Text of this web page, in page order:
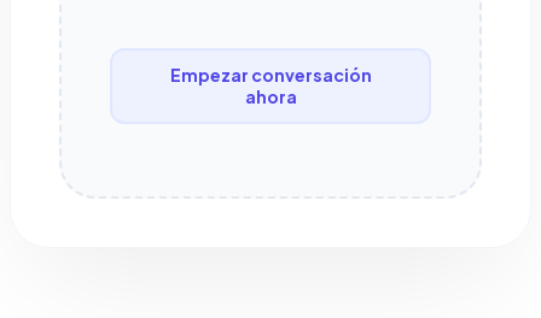
Empezar conversación
ahora